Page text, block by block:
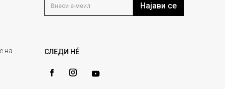
на
Најави се
СЛЕДИ НÉ